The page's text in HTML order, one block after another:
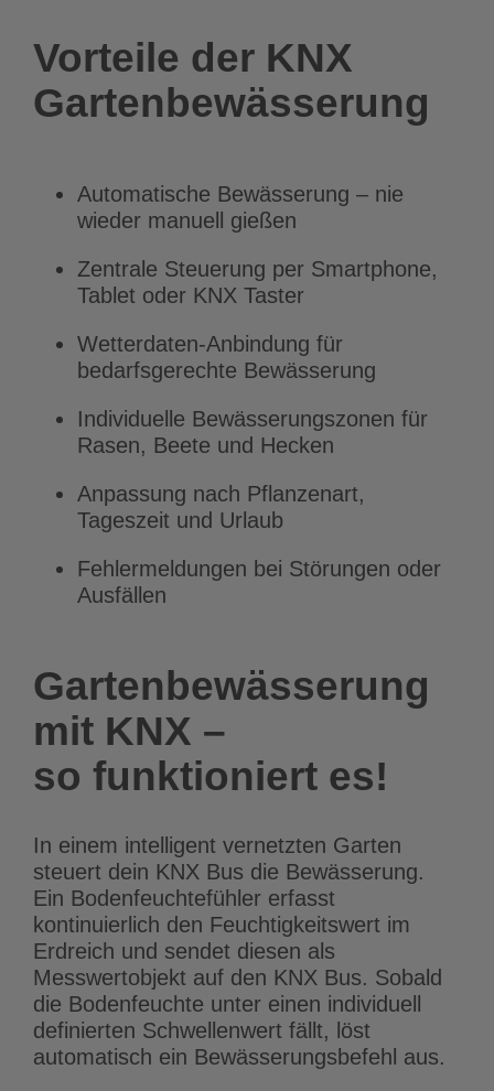
Vorteile der KNX
Gartenbewässerung
Automatische Bewässerung – nie
wieder manuell gießen
Zentrale Steuerung per Smartphone,
Tablet oder KNX Taster
Wetterdaten-Anbindung für
bedarfsgerechte Bewässerung
Individuelle Bewässerungszonen für
Rasen, Beete und Hecken
Anpassung nach Pflanzenart,
Tageszeit und Urlaub
Fehlermeldungen bei Störungen oder
Ausfällen
Gartenbewässerung
mit KNX ­–
so funktioniert es!
In einem intelligent vernetzten Garten
steuert dein KNX Bus die Bewässerung.
Ein Bodenfeuchtefühler erfasst
kontinuierlich den Feuchtigkeitswert im
Erdreich und sendet diesen als
Messwertobjekt auf den KNX Bus. Sobald
die Bodenfeuchte unter einen individuell
definierten Schwellenwert fällt, löst
automatisch ein Bewässerungsbefehl aus.